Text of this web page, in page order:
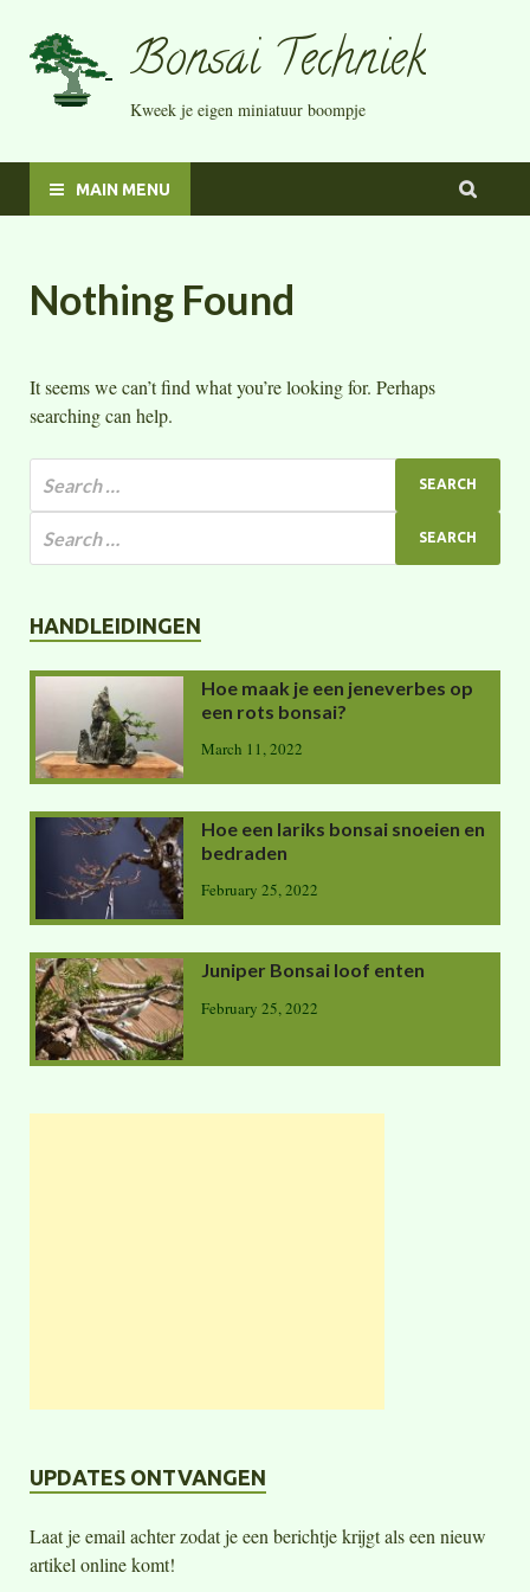
Bonsai Techniek
Kweek je eigen miniatuur boompje
MAIN MENU
Nothing Found
It seems we can’t find what you’re looking for. Perhaps
searching can help.
HANDLEIDINGEN
Hoe maak je een jeneverbes op
een rots bonsai?
March 11, 2022
Hoe een lariks bonsai snoeien en
bedraden
February 25, 2022
Juniper Bonsai loof enten
February 25, 2022
UPDATES ONTVANGEN
Laat je email achter zodat je een berichtje krijgt als een nieuw
artikel online komt!